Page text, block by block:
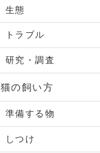
生態
トラブル
研究・調査
猫の飼い方
準備する物
しつけ